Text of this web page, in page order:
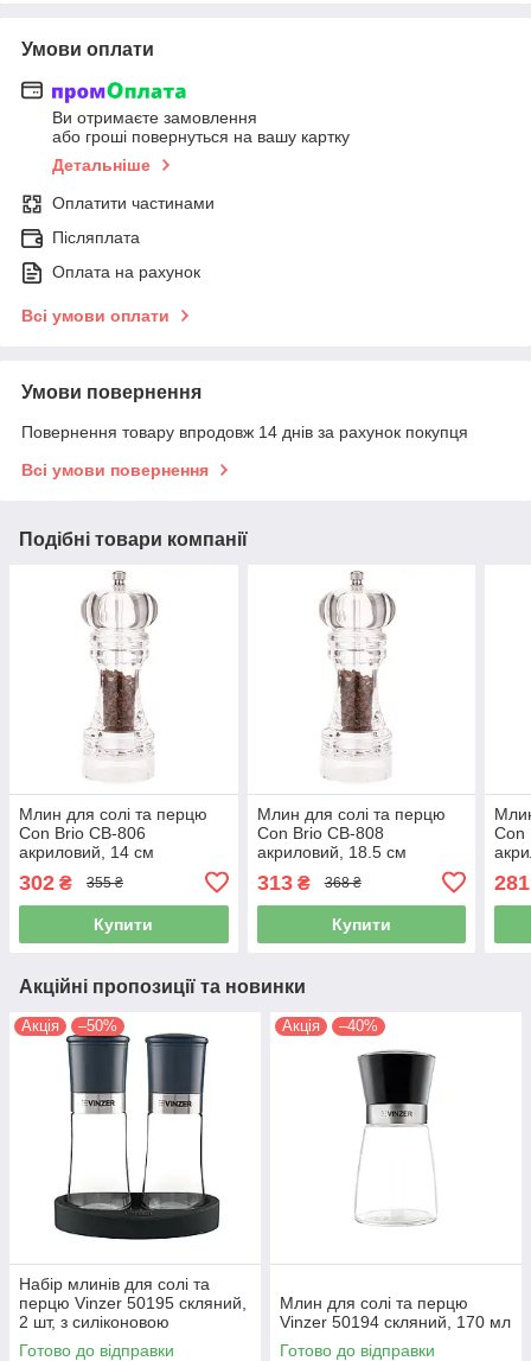
Умови оплати
Ви отримаєте замовлення
або гроші повернуться на вашу картку
Детальніше
Оплатити частинами
Післяплата
Оплата на рахунок
Всі умови оплати
Умови повернення
Повернення товару впродовж 14 днів за рахунок покупця
Всі умови повернення
Подібні товари компанії
Млин для солі та перцю
Con Brio CB-806
акриловий, 14 см
302 ₴ 355 ₴
Купити
Млин для солі та перцю
Con Brio CB-808
акриловий, 18.5 см
313₴ 368 ₴
Купити
Con
281
Акційні пропозиції та новинки
Акція –50%
Набір млинів для солі та
перцю Vinzer 50195 скляний,
2 шт, з силіконовою
підставкою
Готово до відправки
Акція –40%
Млин для солі та перцю
Vinzer 50194 скляний, 170 мл
Готово до відправки